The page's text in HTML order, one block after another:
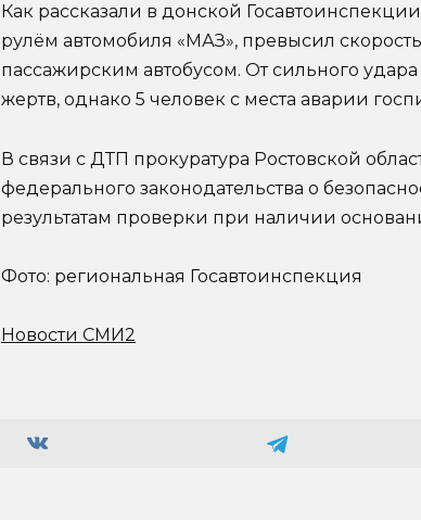
Как рассказали в донской
рулём автомобиля «МАЗ», превысил
пассажирским автобусом. От сильного
жертв, однако 5 человек с места аварии
В связи с ДТП прокуратура Ростовской
федерального законодательства о
результатам проверки при наличии
Фото: региональная Госавтоинспекция
Новости СМИ2